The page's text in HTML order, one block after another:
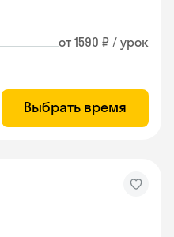
от 1590 ₽ / урок
Выбрать время